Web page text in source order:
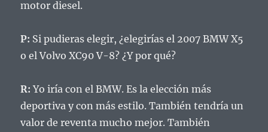
motor diesel.
P: Si pudieras elegir, ¿elegirías el 2007 BMW X5
o el Volvo XC90 V-8? ¿Y por qué?
R: Yo iría con el BMW. Es la elección más
deportiva y con más estilo. También tendría un
valor de reventa mucho mejor. También